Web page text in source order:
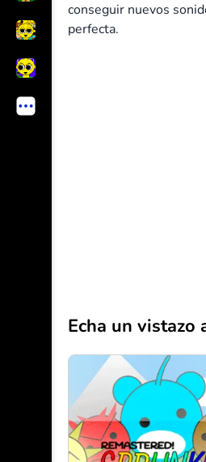
conseguir nuevos
perfecta.
Echa un vistazo